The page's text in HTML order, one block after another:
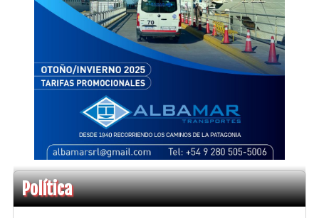
Política